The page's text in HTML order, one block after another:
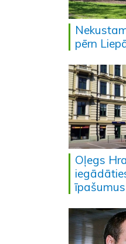
pērn
Oļegs